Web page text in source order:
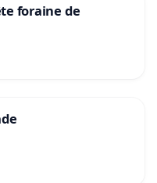
foraine de